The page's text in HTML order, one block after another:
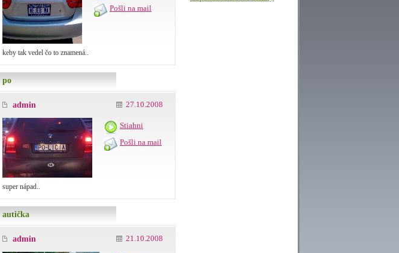
Pošli na mail
keby tak vedel čo to znamená..
po
admin 27.10.2008
Stiahni
Pošli na mail
super nápad..
autička
admin 21.10.2008